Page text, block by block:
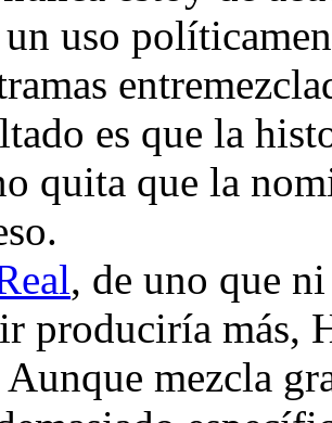
uso
es que la
quita que la
, de uno que
produciría más,
mezcla